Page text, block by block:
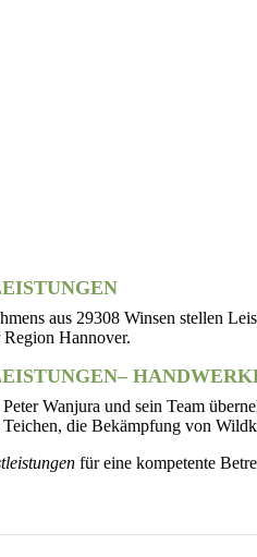
aus 29308 Winsen stellen
Region Hannover.
Wanjura und sein Team
die Bekämpfung von
für eine kompetente